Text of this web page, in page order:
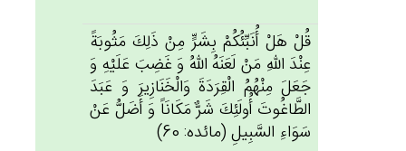
قُل‌ْ هَل‌ْ أُنَبِّئُكُمْ‌ بِشَرٍّ مِنْ‌ ذَلِك‌َ مَثُوبَة‌ً
عِنْدَ الله‌ِ مَنْ‌ لَعَنَه‌ُ الله‌ُ وَ غَضِب‌َ عَلَيْه‌ِ وَ
جَعَل‌َ مِنْهُم‌ُ الْقِرَدَة‌َ وَالْخَنَازِيرَ وَ عَبَدَ
الطَّاغُوت‌َ أُولَئِك‌َ شَرٌّ مَكَانَاً وَ أَضَل‌ُّ عَنْ‌
سَوَاءِ السَّبِيل‌ِ (مائده: 60)